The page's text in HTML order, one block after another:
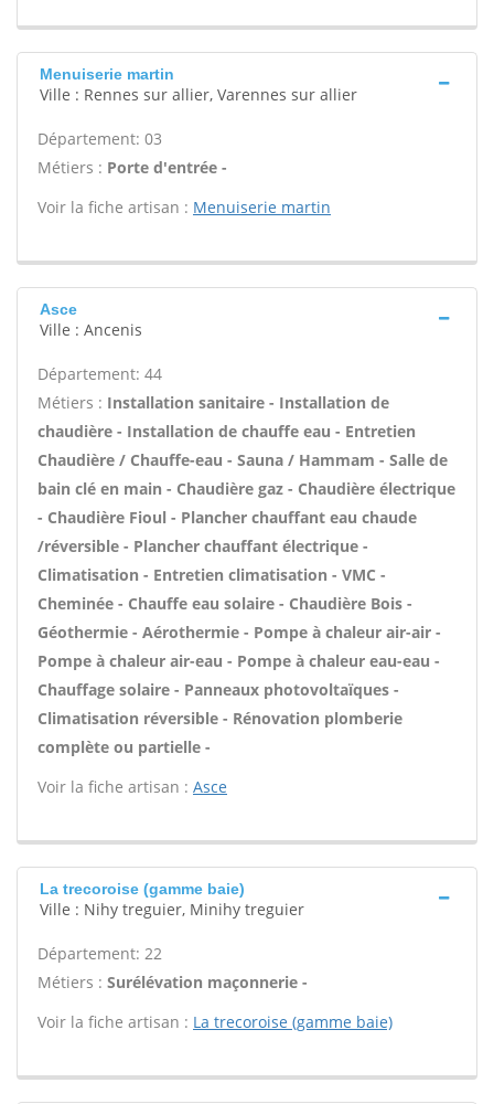
Menuiserie martin
Ville : Rennes sur allier, Varennes sur allier
Département: 03
Métiers : Porte d'entrée -
Voir la fiche artisan : Menuiserie martin
Asce
Ville : Ancenis
Département: 44
Métiers : Installation sanitaire - Installation de
chaudière - Installation de chauffe eau - Entretien
Chaudière / Chauffe-eau - Sauna / Hammam - Salle de
bain clé en main - Chaudière gaz - Chaudière électrique
- Chaudière Fioul - Plancher chauffant eau chaude
/réversible - Plancher chauffant électrique -
Climatisation - Entretien climatisation - VMC -
Cheminée - Chauffe eau solaire - Chaudière Bois -
Géothermie - Aérothermie - Pompe à chaleur air-air -
Pompe à chaleur air-eau - Pompe à chaleur eau-eau -
Chauffage solaire - Panneaux photovoltaïques -
Climatisation réversible - Rénovation plomberie
complète ou partielle -
Voir la fiche artisan : Asce
La trecoroise (gamme baie)
Ville : Nihy treguier, Minihy treguier
Département: 22
Métiers : Surélévation maçonnerie -
Voir la fiche artisan : La trecoroise (gamme baie)